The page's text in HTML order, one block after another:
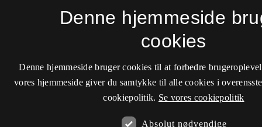
Denne hjemmeside
cookies
Denne hjemmeside bruger cookies til at forbedre
vores hjemmeside giver du samtykke til alle cookies i
cookiepolitik. Se vores cookiepolitik
Absolut nødvendige